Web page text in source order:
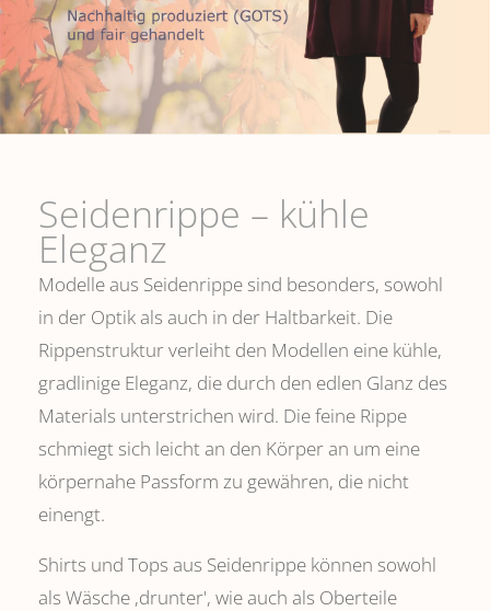
Seidenrippe­ – kühle
Eleganz
Modelle aus Seidenrippe sind besonders, sowohl
in der Optik als auch in der Haltbarkeit. Die
Rippenstruktur verleiht den Modellen eine kühle,
gradlinige Eleganz, die durch den edlen Glanz des
Materials unterstrichen wird. Die feine Rippe
schmiegt sich leicht an den Körper an um eine
körpernahe Passform zu gewähren, die nicht
einengt.
Shirts und Tops aus Seidenrippe können sowohl
als Wäsche ,drunter', wie auch als Oberteile